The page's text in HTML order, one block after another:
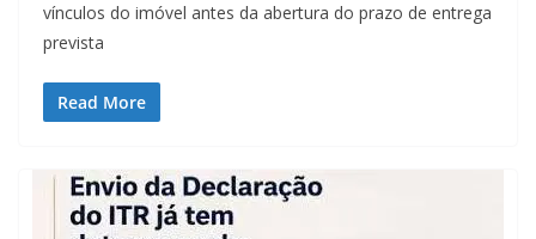
vínculos do imóvel antes da abertura do prazo de entrega
prevista
Read More